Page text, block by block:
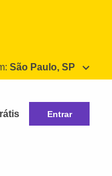
São Paulo, SP
Entrar